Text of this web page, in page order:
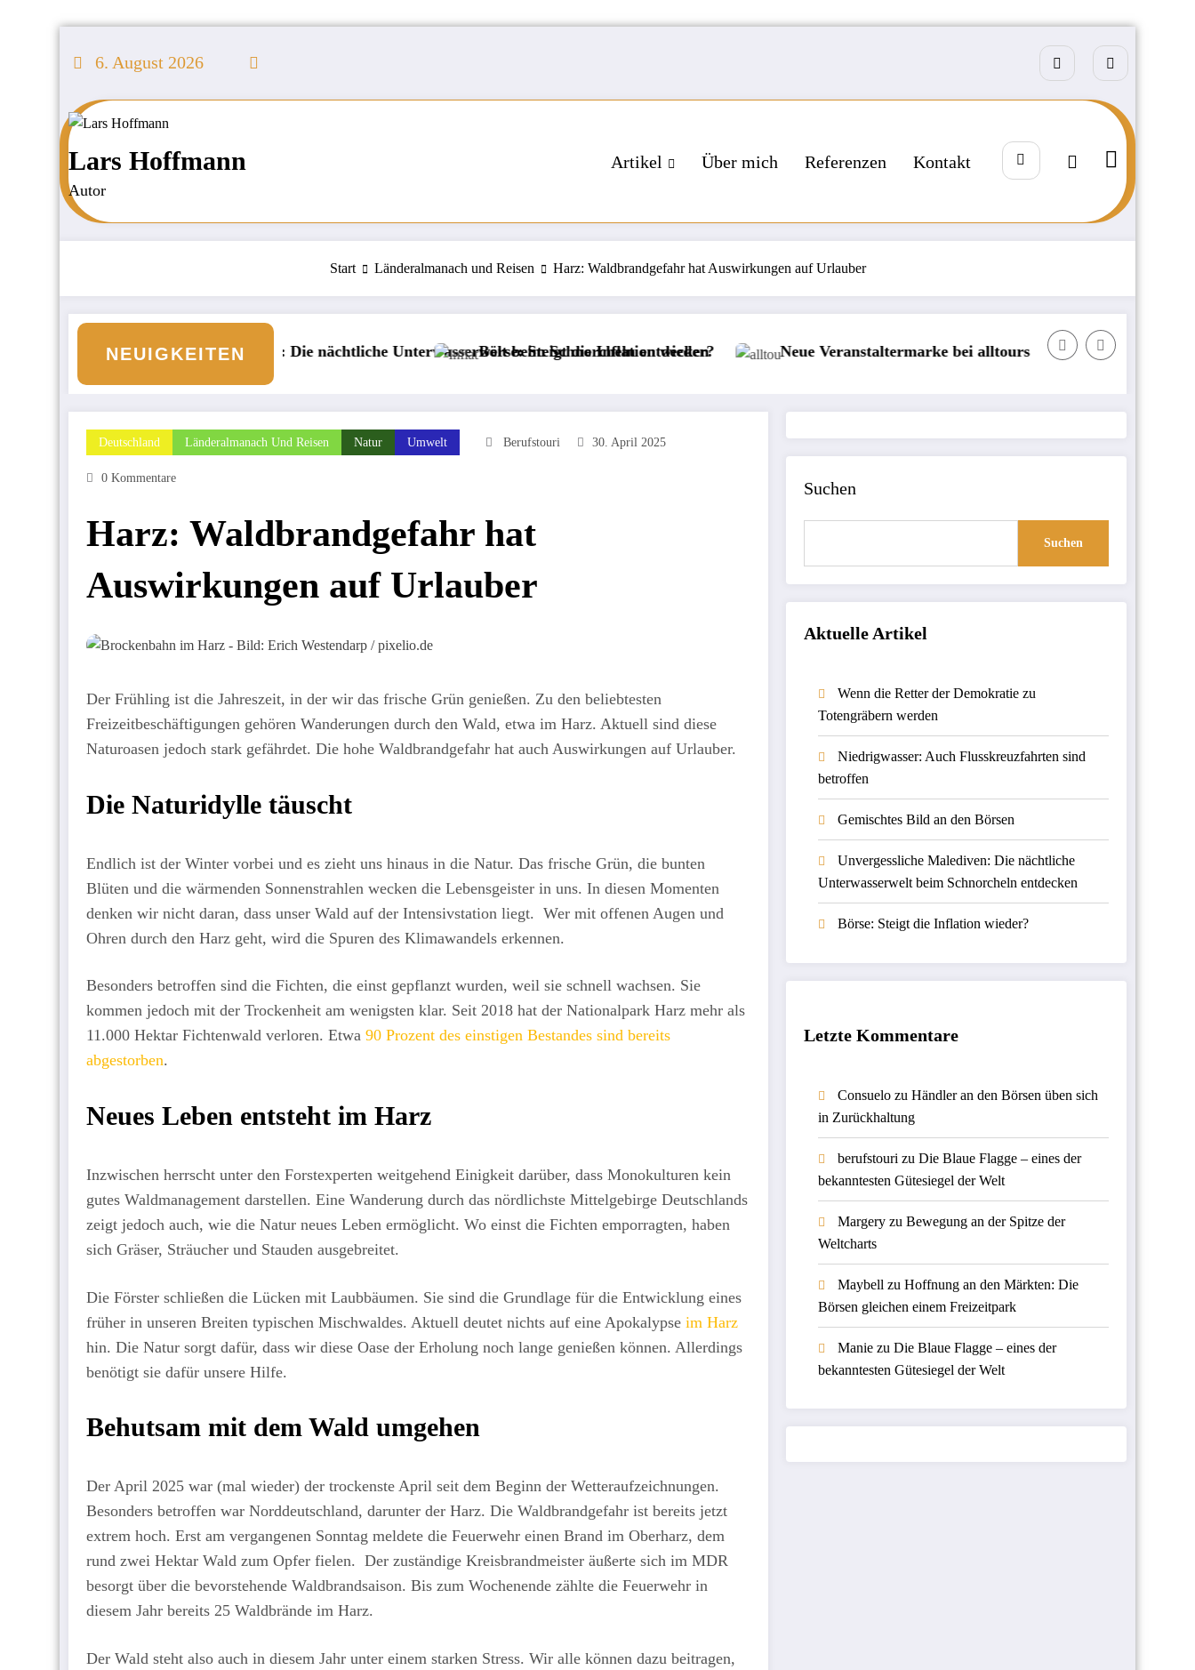
Inhalt
6. August 2026
Lars Hoffmann
Autor
Artikel Über mich Referenzen Kontakt
Start Länderalmanach und Reisen Harz: Waldbrandgefahr hat Auswirkungen auf Urlauber
NEUIGKEITEN
Malediven: Die nächtliche Unterwasserwelt beim Schnorcheln entdecken
Börse: Steigt die Inflation wieder? Neue Veranstaltermarke bei alltours Börse: KI-Investoren zwischen Gier
Deutschland Länderalmanach Und Reisen Natur Umwelt Berufstouri 30. April 2025
0 Kommentare
Harz: Waldbrandgefahr hat
Auswirkungen auf Urlauber
Der Frühling ist die Jahreszeit, in der wir das frische Grün genießen. Zu den beliebtesten
Freizeitbeschäftigungen gehören Wanderungen durch den Wald, etwa im Harz. Aktuell sind diese
Naturoasen jedoch stark gefährdet. Die hohe Waldbrandgefahr hat auch Auswirkungen auf Urlauber.
Die Naturidylle täuscht
Endlich ist der Winter vorbei und es zieht uns hinaus in die Natur. Das frische Grün, die bunten
Blüten und die wärmenden Sonnenstrahlen wecken die Lebensgeister in uns. In diesen Momenten
denken wir nicht daran, dass unser Wald auf der Intensivstation liegt. Wer mit offenen Augen und
Ohren durch den Harz geht, wird die Spuren des Klimawandels erkennen.
Besonders betroffen sind die Fichten, die einst gepflanzt wurden, weil sie schnell wachsen. Sie
kommen jedoch mit der Trockenheit am wenigsten klar. Seit 2018 hat der Nationalpark Harz mehr als
11.000 Hektar Fichtenwald verloren. Etwa 90 Prozent des einstigen Bestandes sind bereits
abgestorben.
Neues Leben entsteht im Harz
Inzwischen herrscht unter den Forstexperten weitgehend Einigkeit darüber, dass Monokulturen kein
gutes Waldmanagement darstellen. Eine Wanderung durch das nördlichste Mittelgebirge Deutschlands
zeigt jedoch auch, wie die Natur neues Leben ermöglicht. Wo einst die Fichten emporragten, haben
sich Gräser, Sträucher und Stauden ausgebreitet.
Die Förster schließen die Lücken mit Laubbäumen. Sie sind die Grundlage für die Entwicklung eines
früher in unseren Breiten typischen Mischwaldes. Aktuell deutet nichts auf eine Apokalypse im Harz
hin. Die Natur sorgt dafür, dass wir diese Oase der Erholung noch lange genießen können. Allerdings
benötigt sie dafür unsere Hilfe.
Behutsam mit dem Wald umgehen
Der April 2025 war (mal wieder) der trockenste April seit dem Beginn der Wetteraufzeichnungen.
Besonders betroffen war Norddeutschland, darunter der Harz. Die Waldbrandgefahr ist bereits jetzt
extrem hoch. Erst am vergangenen Sonntag meldete die Feuerwehr einen Brand im Oberharz, dem
rund zwei Hektar Wald zum Opfer fielen. Der zuständige Kreisbrandmeister äußerte sich im MDR
besorgt über die bevorstehende Waldbrandsaison. Bis zum Wochenende zählte die Feuerwehr in
diesem Jahr bereits 25 Waldbrände im Harz.
Der Wald steht also auch in diesem Jahr unter einem starken Stress. Wir alle können dazu beitragen,
Suchen
Suchen
Aktuelle Artikel
Wenn die Retter der Demokratie zu
Totengräbern werden
Niedrigwasser: Auch Flusskreuzfahrten sind
betroffen
Gemischtes Bild an den Börsen
Unvergessliche Malediven: Die nächtliche
Unterwasserwelt beim Schnorcheln entdecken
Börse: Steigt die Inflation wieder?
Letzte Kommentare
Consuelozu Händler an den Börsen üben sich
in Zurückhaltung
berufstouri zu Die Blaue Flagge – eines der
bekanntesten Gütesiegel der Welt
Margeryzu Bewegung an der Spitze der
Weltcharts
Maybell zu Hoffnung an den Märkten: Die
Börsen gleichen einem Freizeitpark
Maniezu Die Blaue Flagge – eines der
bekanntesten Gütesiegel der Welt